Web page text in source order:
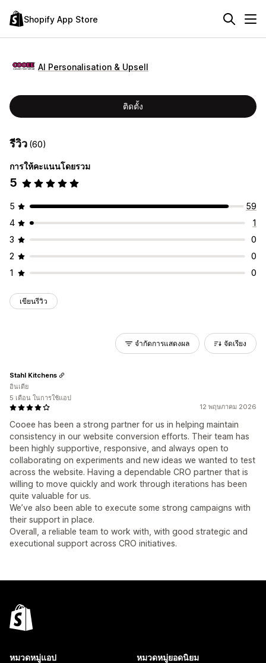
Shopify App Store
AI Personalisation & Upsell
ติดตั้ง
รีวิว (60)
การให้คะแนนโดยรวม
5
5
59
4
1
3
0
2
0
1
0
เขียนรีวิว
จำกัดการแสดงผล จัดเรียง
12 พฤษภาคม 2026
Cooee has been a strong partner for us in helping maintain
consistency in our website conversion efforts. Their team has
been highly supportive, responsive, and always open to
collaborating on experiments and new ideas we wanted to test
across the website. Having a dependable CRO partner that is
willing to move quickly and work through iterations has been
quite valuable for us.
We’ve also been able to execute some strong campaigns with
their support in place.
Overall, a reliable team to work with, with good strategic and
executional support across CRO initiatives.
Stahl Kitchens
อินเดีย
5 เดือน ในการใช้แอป
หมวดหมู่แอป หมวดหมู่ยอดนิยม